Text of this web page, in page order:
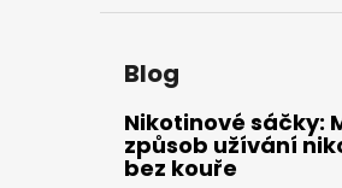
Blog
Nikotinové sáčky:
způsob užívání
bez kouře